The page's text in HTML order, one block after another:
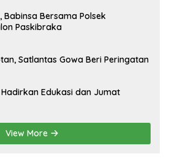
Babinsa Bersama Polsek
Satlantas Gowa Beri Peringatan
Edukasi dan Jumat
View More